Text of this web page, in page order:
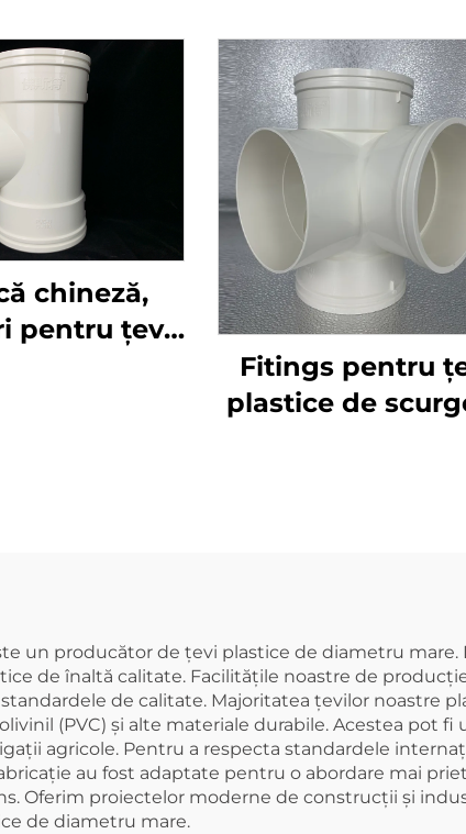
chineză,
pentru țevi
Fitings pentru
plastice de
un producător de țevi plastice de diametru
de înaltă calitate. Facilitățile noastre de
de calitate. Majoritatea țevilor noastre
(PVC) și alte materiale durabile. Acestea pot
agricole. Pentru a respecta standardele
au fost adaptate pentru o abordare mai
Oferim proiectelor moderne de construcții și
de diametru mare.